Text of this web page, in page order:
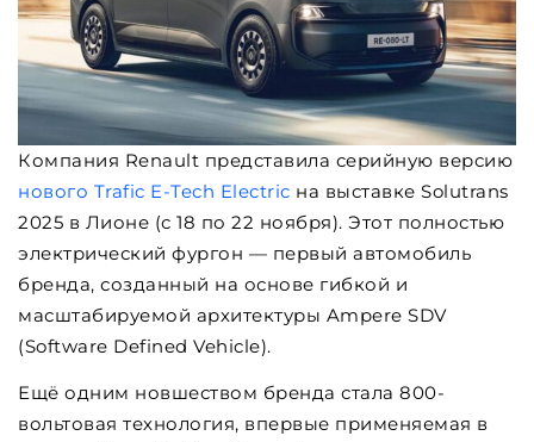
Компания Renault представила серийную версию
нового Trafic E-Tech Electric на выставке Solutrans
2025 в Лионе (с 18 по 22 ноября). Этот полностью
электрический фургон — первый автомобиль
бренда, созданный на основе гибкой и
масштабируемой архитектуры Ampere SDV
(Software Defined Vehicle).
Ещё одним новшеством бренда стала 800-
вольтовая технология, впервые применяемая в